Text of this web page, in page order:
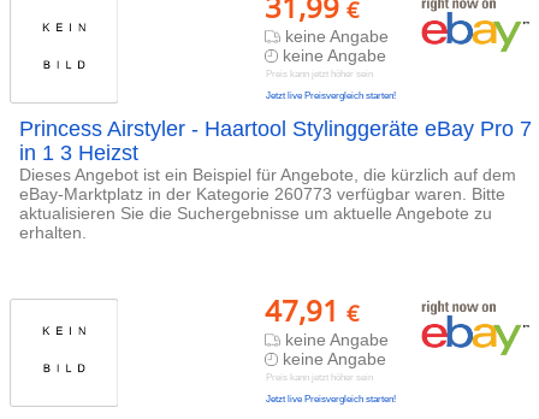
€
keine Angabe
keine Angabe
Preis kann jetzt höher sein
Jetzt live Preisvergleich starten!
Princess Airstyler - Haartool Stylinggeräte eBay Pro 7
in 1 3 Heizst
Dieses Angebot ist ein Beispiel für Angebote, die kürzlich auf dem
eBay-Marktplatz in der Kategorie 260773 verfügbar waren. Bitte
aktualisieren Sie die Suchergebnisse um aktuelle Angebote zu
erhalten.
47,91 €
keine Angabe
keine Angabe
Preis kann jetzt höher sein
Jetzt live Preisvergleich starten!